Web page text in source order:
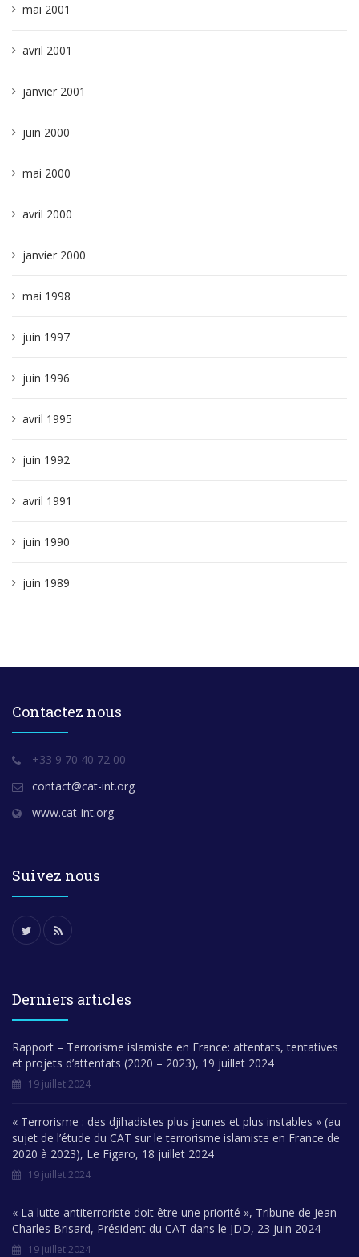
mai 2001
avril 2001
janvier 2001
juin 2000
mai 2000
avril 2000
janvier 2000
mai 1998
juin 1997
juin 1996
avril 1995
juin 1992
avril 1991
juin 1990
juin 1989
Contactez nous
+33 9 70 40 72 00
contact@cat-int.org
www.cat-int.org
Suivez nous
Derniers articles
Rapport – Terrorisme islamiste en France: attentats, tentatives
et projets d’attentats (2020 – 2023), 19 juillet 2024
19 juillet 2024
« Terrorisme : des djihadistes plus jeunes et plus instables » (au
sujet de l’étude du CAT sur le terrorisme islamiste en France de
2020 à 2023), Le Figaro, 18 juillet 2024
19 juillet 2024
« La lutte antiterroriste doit être une priorité », Tribune de Jean-
Charles Brisard, Président du CAT dans le JDD, 23 juin 2024
19 juillet 2024